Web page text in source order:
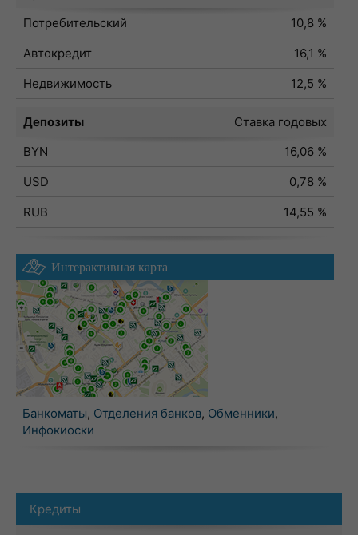
Потребительский
10,8 %
Автокредит
16,1 %
Недвижимость
12,5 %
Депозиты
Ставка годовых
BYN
16,06 %
USD
0,78 %
RUB
14,55 %
Интерактивная карта
Банкоматы, Отделения банков, Обменники,
Инфокиоски
Кредиты